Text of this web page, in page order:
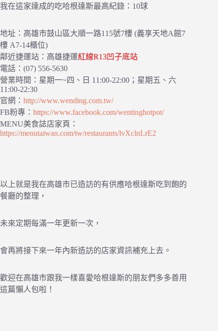
我在這家達成的吃哈根達斯最高紀錄：10球
地址：高雄市鼓山區大順一路115號7樓 (義享天地A館7
樓 A7-14櫃位)
鄰近捷運站：高雄捷運紅線R13凹子底站
電話：(07) 556-5630
營業時間：星期一~四、日 11:00-22:00；星期五、六
11:00-22:30
官網： http://www.wending.com.tw/
FB粉專： https://www.facebook.com/wentinghotpot/
MENU美食誌店家頁：
https://menutaiwan.com/tw/restaurants/lvXclnLrE2
以上就是我在高雄市已造訪的有供應哈根達斯吃到飽的
餐廳的整理，
未來定期每滿一年更新一次，
會再將接下來一年內新造訪的店家資訊補充上去。
歡迎在高雄市跟我一樣喜愛哈根達斯的朋友們多多善用
這篇懶人包啦！